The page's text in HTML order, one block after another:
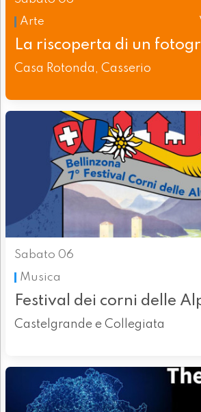
Arte
La riscoperta di un
Casa Rotonda, Casserio
Sabato 06
Musica
Festival dei corni delle
Castelgrande e Collegiata